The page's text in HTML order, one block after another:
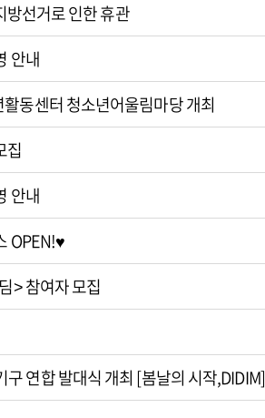
방선거로 인한 휴관
안내
동센터 청소년어울림마당 개최
집
안내
OPEN!♥
> 참여자 모집
연합 발대식 개최 [봄날의 시작,DIDIM]